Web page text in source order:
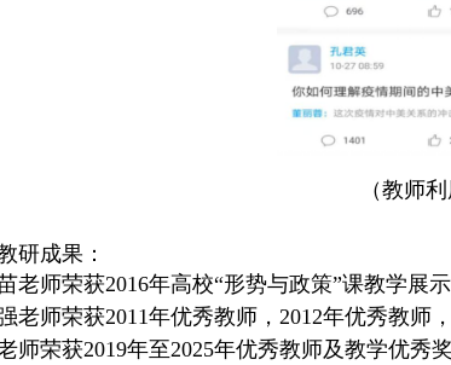
（教师
研成果：
老师荣获2016年高校“形势与政策”课教学展
老师荣获2011年优秀教师，2012年优秀教师
师荣获2019年至2025年优秀教师及教学优秀奖